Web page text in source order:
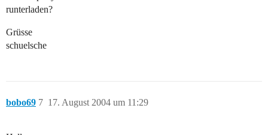
runterladen?
Grüsse
schuelsche
bobo69 17. August 2004 um 11:29
7